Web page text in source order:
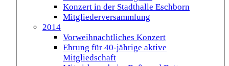
Konzert in der Stadthalle Eschborn
Mitgliederversammlung
2014
Vorweihnachtliches Konzert
Ehrung für 40-jährige aktive
Mitgliedschaft